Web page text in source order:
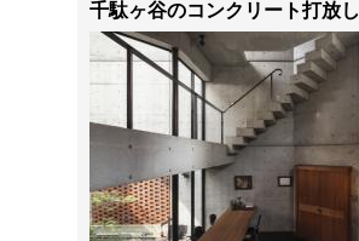
千駄ヶ谷のコンクリート打放し